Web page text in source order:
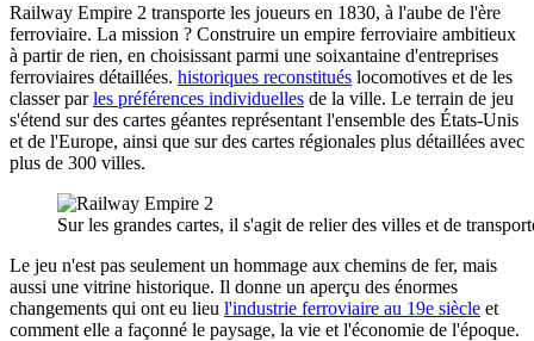
Railway Empire 2 transporte les joueurs en 1830, à l'aube de l'ère
ferroviaire. La mission ? Construire un empire ferroviaire ambitieux
à partir de rien, en choisissant parmi une soixantaine d'entreprises
ferroviaires détaillées. historiques reconstitués locomotives et de les
classer parles préférences individuelles de la ville. Le terrain de jeu
s'étend sur des cartes géantes représentant l'ensemble des États-Unis
et de l'Europe, ainsi que sur des cartes régionales plus détaillées avec
plus de 300 villes.
Sur les grandes cartes, il s'agit de relier des villes et de
Le jeu n'est pas seulement un hommage aux chemins de fer, mais
aussi une vitrine historique. Il donne un aperçu des énormes
changements qui ont eu lieu l'industrie ferroviaire au 19e siècle et
comment elle a façonné le paysage, la vie et l'économie de l'époque.